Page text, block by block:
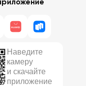
Наведите
камеру
и скачайте
приложение